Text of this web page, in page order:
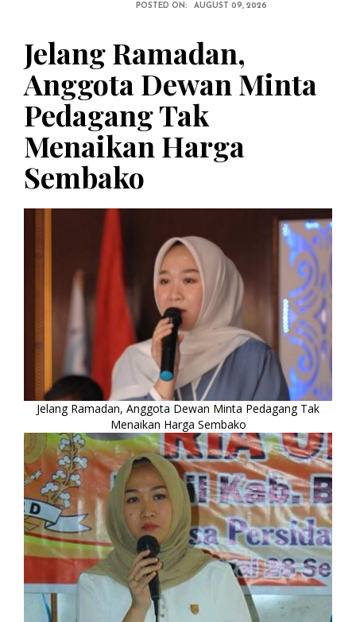
POSTED ON: AUGUST 09, 2026
Jelang Ramadan,
Anggota Dewan Minta
Pedagang Tak
Menaikan Harga
Sembako
Jelang Ramadan, Anggota Dewan Minta Pedagang Tak
Menaikan Harga Sembako